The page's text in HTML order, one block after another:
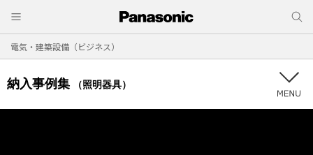
電気・建築設備（ビジネス）
納入事例集 （照明器具）